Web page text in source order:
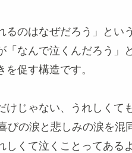
のはなぜだろう」とい
「なんで泣くんだろう」
促す構造です。
けじゃない、うれしくて
びの涙と悲しみの涙を混
しくて泣くことってある